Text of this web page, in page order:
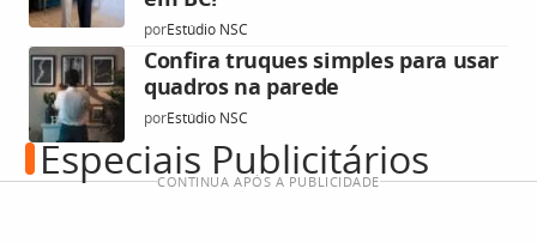
Especiais Publicitários
porEstúdio NSC
Confira truques simples para usar
quadros na parede
porEstúdio NSC
CONTINUA APÓS A PUBLICIDADE